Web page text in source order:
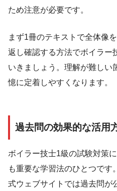
ため注意が必要です。
まず1冊のテキストで全体像
返し確認する方法でボイラー
いきましょう。理解が難しい
憶に定着しやすくなります。
過去問の効果的な活用
ボイラー技士1級の試験対策
も重要な学習法のひとつです
式ウェブサイトでは過去問が